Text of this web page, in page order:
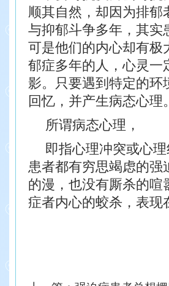
顺其自然，却因为排
与抑郁斗争多年，其实
可是他们的内心却有极
郁症多年的人，心灵一
影。只要遇到特定的环
回忆，并产生病态心理。
所谓病态心理，
即指心理冲突或心
患者都有穷思竭虑的
的漫，也没有厮杀的喧
症者内心的蛟杀，表现